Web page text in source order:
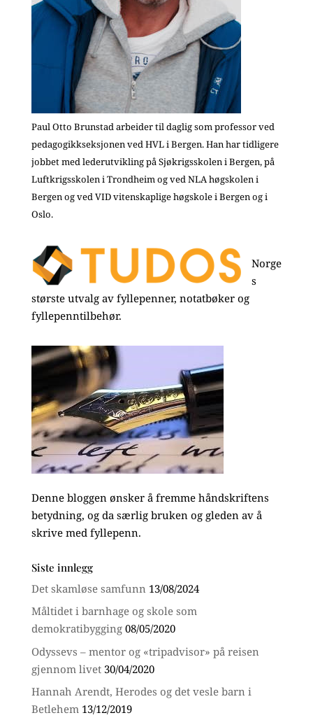
Paul Otto Brunstad arbeider til daglig som professor ved
pedagogikkseksjonen ved HVL i Bergen. Han har tidligere
jobbet med lederutvikling på Sjøkrigsskolen i Bergen, på
Luftkrigsskolen i Trondheim og ved NLA høgskolen i
Bergen og ved VID vitenskaplige høgskole i Bergen og i
Oslo.
Norge
s
største utvalg av fyllepenner, notatbøker og
fyllepenntilbehør.
Denne bloggen ønsker å fremme håndskriftens
betydning, og da særlig bruken og gleden av å
skrive med fyllepenn.
Siste innlegg
Det skamløse samfunn 13/08/2024
Måltidet i barnhage og skole som
demokratibygging 08/05/2020
Odyssevs – mentor og «tripadvisor» på reisen
gjennom livet 30/04/2020
Hannah Arendt, Herodes og det vesle barn i
Betlehem 13/12/2019